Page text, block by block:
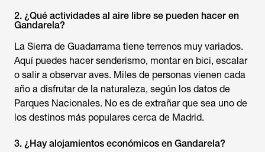
2. ¿Qué actividades al aire libre se pueden hacer en
Gandarela?
La Sierra de Guadarrama tiene terrenos muy variados.
Aquí puedes hacer senderismo, montar en bici, escalar
o salir a observar aves. Miles de personas vienen cada
año a disfrutar de la naturaleza, según los datos de
Parques Nacionales. No es de extrañar que sea uno de
los destinos más populares cerca de Madrid.
3. ¿Hay alojamientos económicos en Gandarela?